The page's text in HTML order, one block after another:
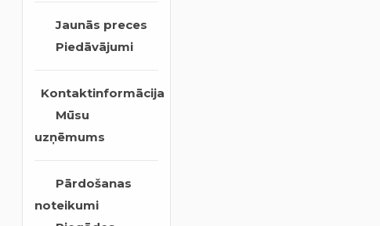
Jaunās preces
Piedāvājumi
Kontaktinformācija
Mūsu
uzņēmums
Pārdošanas
noteikumi